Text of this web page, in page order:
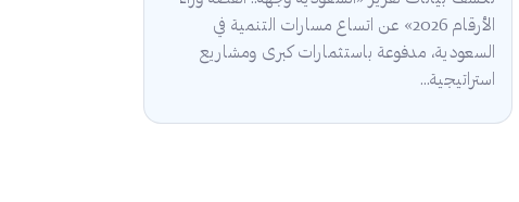
الأرقام 2026» عن اتساع مسارات التنمية في
السعودية، مدفوعة باستثمارات كبرى ومشاريع
استراتيجية...